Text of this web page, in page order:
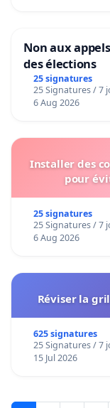
Non aux
des élections
25 signatures
25 Signatures / 7
6 Aug 2026
Installer des
pour
25 signatures
25 Signatures / 7
6 Aug 2026
Réviser la
625 signatures
25 Signatures / 7
15 Jul 2026